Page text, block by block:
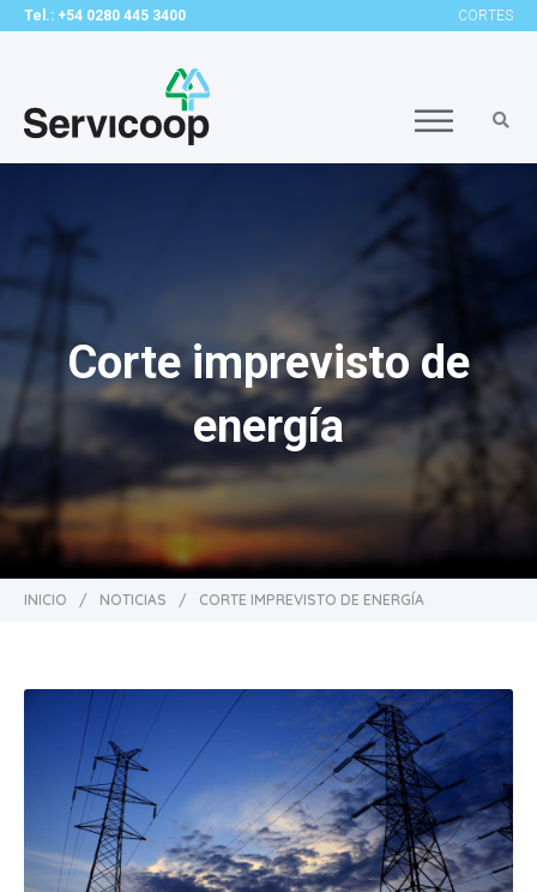
Tel.: +54 0280 445 3400 CORTES
Corte imprevisto de
energía
INICIO / NOTICIAS / CORTE IMPREVISTO DE ENERGÍA